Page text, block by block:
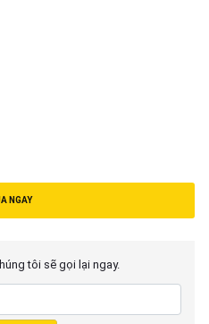
NGAY
tôi sẽ gọi lại ngay.